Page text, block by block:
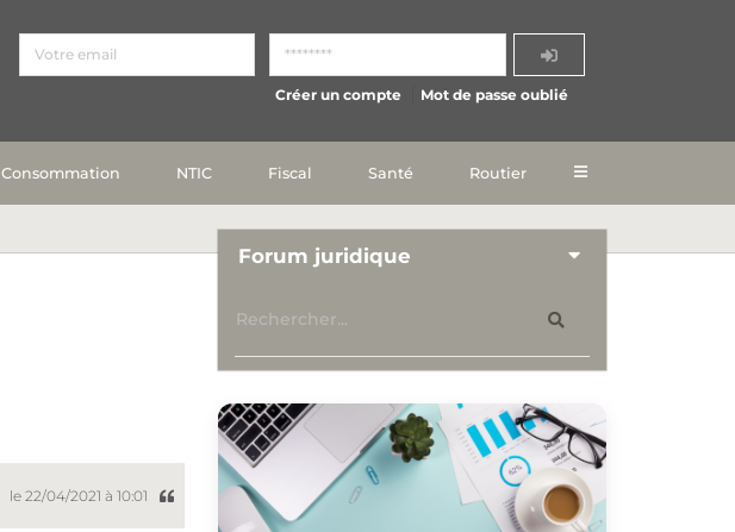
Créer un compte Mot de passe oublié
Consommation NTIC Fiscal Santé Routier
le 22/04/2021 à 10:01
Forum juridique